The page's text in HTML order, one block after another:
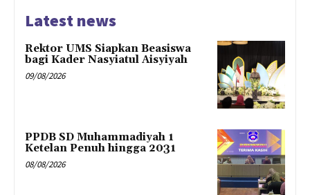
Latest news
Rektor UMS Siapkan Beasiswa
bagi Kader Nasyiatul Aisyiyah
09/08/2026
PPDB SD Muhammadiyah 1
Ketelan Penuh hingga 2031
08/08/2026